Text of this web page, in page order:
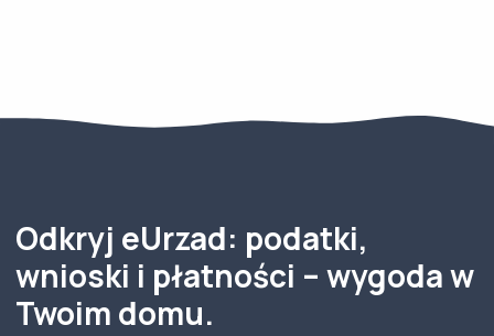
Odkryj eUrzad: podatki,
wnioski i płatności – wygoda w
Twoim domu.